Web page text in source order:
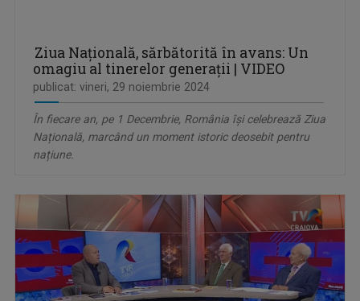
Ziua Națională, sărbătorită în avans: Un
omagiu al tinerelor generații | VIDEO
publicat: vineri, 29 noiembrie 2024
În fiecare an, pe 1 Decembrie, România își celebrează Ziua
Națională, marcând un moment istoric deosebit pentru
națiune.